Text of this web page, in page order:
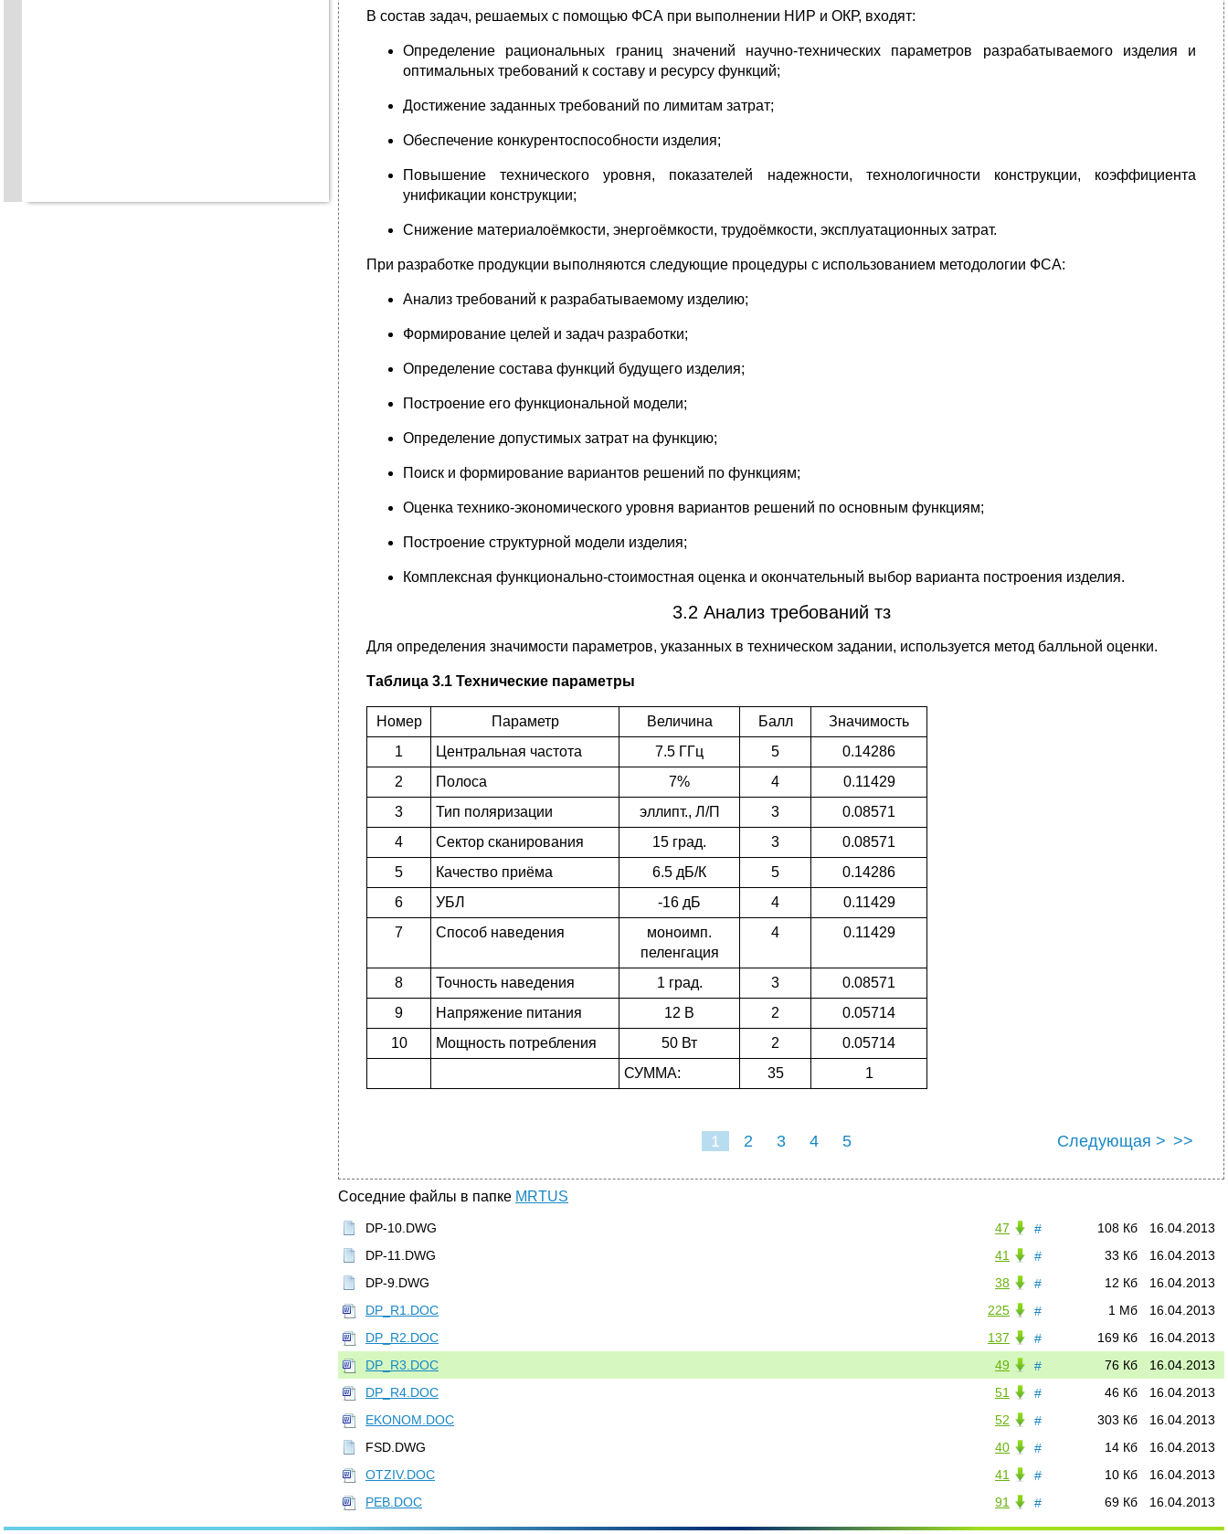
В состав задач, решаемых с помощью ФСА при выполнении НИР и ОКР, входят:
Определение рациональных границ значений научно-технических параметров разрабатываемого изделия и
оптимальных требований к составу и ресурсу функций;
Достижение заданных требований по лимитам затрат;
Обеспечение конкурентоспособности изделия;
Повышение технического уровня, показателей надежности, технологичности конструкции, коэффициента
унификации конструкции;
Снижение материалоёмкости, энергоёмкости, трудоёмкости, эксплуатационных затрат.
При разработке продукции выполняются следующие процедуры с использованием методологии ФСА:
Анализ требований к разрабатываемому изделию;
Формирование целей и задач разработки;
Определение состава функций будущего изделия;
Построение его функциональной модели;
Определение допустимых затрат на функцию;
Поиск и формирование вариантов решений по функциям;
Оценка технико-экономического уровня вариантов решений по основным функциям;
Построение структурной модели изделия;
Комплексная функционально-стоимостная оценка и окончательный выбор варианта построения изделия.
3.2 Анализ требований тз
Для определения значимости параметров, указанных в техническом задании, используется метод балльной оценки.
Таблица 3.1 Технические параметры
Номер Параметр Величина Балл
Значимость
1
Центральная частота 7.5 ГГц 5
0.14286
2
Полоса 7% 4
0.11429
3
Тип поляризации эллипт., Л/П 3
0.08571
4
Сектор сканирования 15 град. 3
0.08571
5
Качество приёма 6.5 дБ/К 5
0.14286
6
УБЛ -16 дБ 4
0.11429
7
Способ наведения
моноимп.
пеленгация
4 0.11429
8 Точность наведения 1 град. 3
0.08571
9
Напряжение питания 12 В 2
0.05714
10
Мощность потребления 50 Вт 2
0.05714
СУММА:
35 1
1 2 3 4 5 Следующая > >>
Соседние файлы в папке MRTUS
# 16.04.2013
108 Кб
47
DP-10.DWG
#
16.04.2013
33 Кб
41
DP-11.DWG
#
16.04.2013
12 Кб
38
DP-9.DWG
#
16.04.2013
1 Мб
225
DP_R1.DOC
#
16.04.2013
169 Кб
137
DP_R2.DOC
#
16.04.2013
76 Кб
49
DP_R3.DOC
#
16.04.2013
46 Кб
51
DP_R4.DOC
#
16.04.2013
303 Кб
52
EKONOM.DOC
#
16.04.2013
14 Кб
40
FSD.DWG
#
16.04.2013
10 Кб
41
OTZIV.DOC
#
16.04.2013
69 Кб
91
PEB.DOC